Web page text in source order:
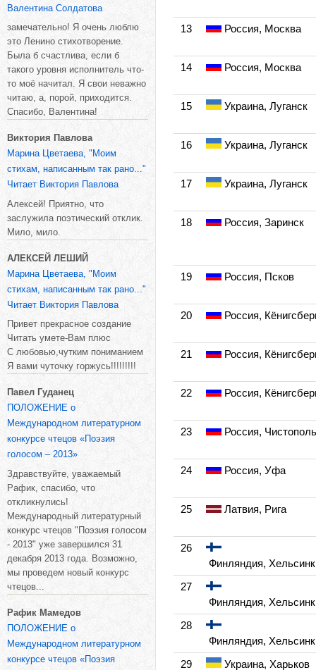
Валентина Солдатова
замечательно! Я очень люблю
это Ленино стихотворение.
Была б счастлива, если б
такого уровня исполнитель что-
то моё начитал. Я свои неважно
читаю, а, порой, приходится.
Спасибо, Валентина!
Виктория Павлова
Марина Цветаева, "Моим
стихам, написанным так рано..."
Читает Виктория Павлова
Алексей! Приятно, что
заслужила поэтический отклик.
Мило, мило.
АЛЕКСЕЙ ЛЕШИЙ
Марина Цветаева, "Моим
стихам, написанным так рано..."
Читает Виктория Павлова
Привет прекрасное создание
Читать умете-Вам плюс
С любовью,чутким пониманием
Я вами чуточку горжусь!!!!!!!!!
Павел Гуданец
ПОЛОЖЕНИЕ о
Международном литературном
конкурсе чтецов «Поэзия
голосом – 2013»
Здравствуйте, уважаемый
Рафик, спасибо, что
откликнулись!
Международный литературный
конкурс чтецов "Поэзия голосом
- 2013" уже завершился 31
декабря 2013 года. Возможно,
мы проведем новый конкурс
чтецов...
Рафик Мамедов
ПОЛОЖЕНИЕ о
Международном литературном
конкурсе чтецов «Поэзия
13 Россия, Москва
14 Россия, Москва
15 Украина, Луганск
16 Украина, Луганск
17 Украина, Луганск
18 Россия, Заринск
19 Россия, Псков
20 Россия,
21 Россия,
22 Россия,
23 Россия, Чистополь
24 Россия, Уфа
25 Латвия, Рига
26
Финляндия,
27
Финляндия,
28
Финляндия,
29
Украина, Харьков